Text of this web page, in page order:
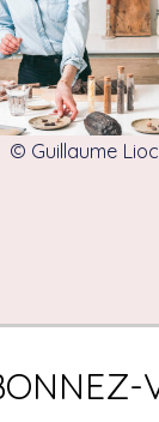
© Guillaume